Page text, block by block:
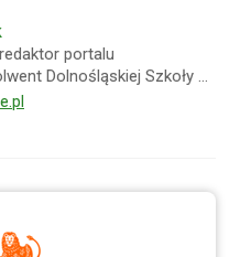
portalu
Dolnośląskiej Szkoły …